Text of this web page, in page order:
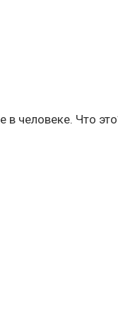
в человеке. Что